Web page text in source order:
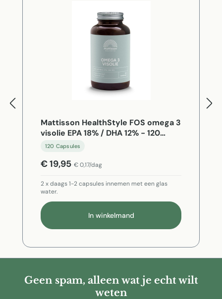
Mattisson HealthStyle FOS omega 3
visolie EPA 18% / DHA 12% - 120
Capsules
120 Capsules
€ 19,95 € 0,17/dag
2 x daags 1-2 capsules innemen met een glas
water.
In winkelmand
Geen spam, alleen wat je echt wilt
weten